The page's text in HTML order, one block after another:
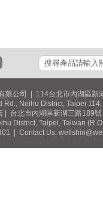
限公司 | 114台北市內湖區新
Rd., Neihu District, Taipei
| 台北市內湖區新湖三路189
District, Taipei, Taiwan
| Contact Us: